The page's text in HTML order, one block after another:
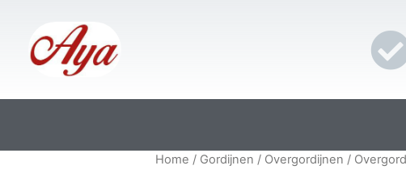
Home / Gordijnen / Overgordijnen /